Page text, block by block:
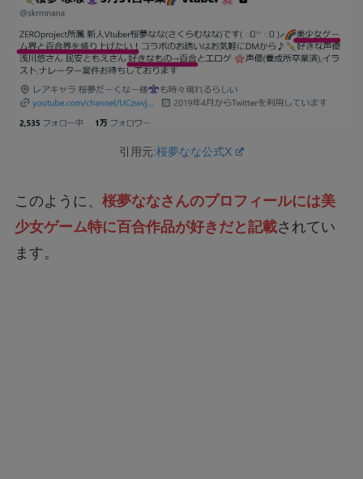
引用元:桜夢なな公式X
このように、 桜夢ななさんのプロフィールには美
少女ゲーム特に百合作品が好きだと記載されてい
ます。